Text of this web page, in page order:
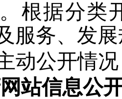
根据分类
服务、发
动公开情况
站信息公